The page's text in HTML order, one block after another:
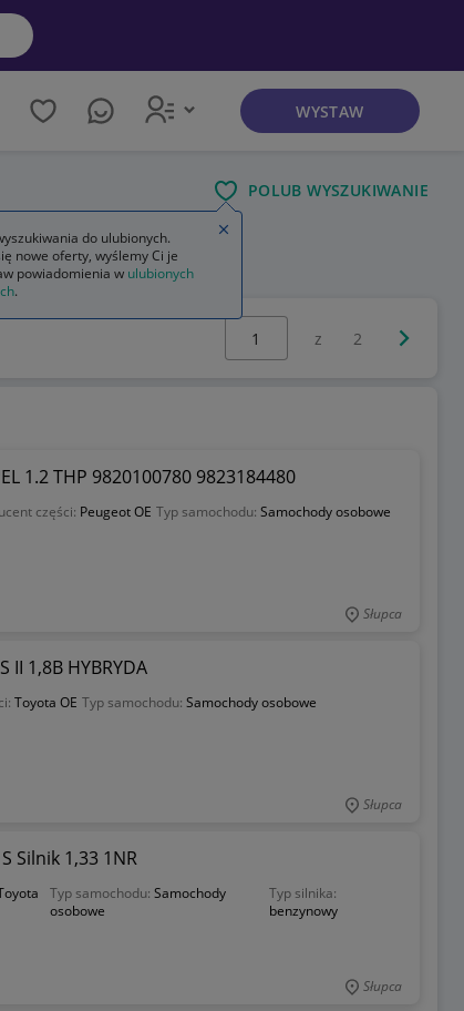
WYSTAW
POLUB WYSZUKIWANIE
Wybierz stronę:
z 2
1.2 THP 9820100780 9823184480
części: Peugeot OE Typ samochodu: Samochody osobowe
Słupca
II 1,8B HYBRYDA
Toyota OE Typ samochodu: Samochody osobowe
Słupca
Silnik 1,33 1NR
Typ samochodu:Samochody
osobowe
Typ silnika:
benzynowy
Słupca
do ulubionych.
nowe oferty, wyślemy Ci je
powiadomienia w ulubionych
.
Zamknij wskazówkę